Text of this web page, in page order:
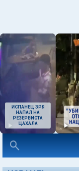
ИСПАНЕЦ ЗРЯ
НАПАЛ НА
РЕЗЕРВИСТА
ЦАХАЛА